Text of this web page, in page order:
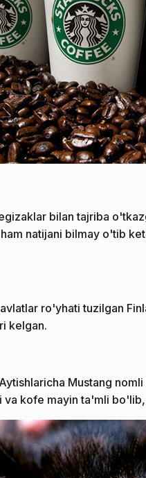
bilan tajriba
natijani bilmay o'tib
ro'yhati tuzilgan
kelgan.
Mustang
kofe mayin ta'mli